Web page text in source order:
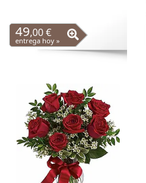
49,00 €
entrega hoy »